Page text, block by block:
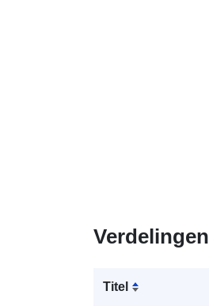
Verdelingen
Titel